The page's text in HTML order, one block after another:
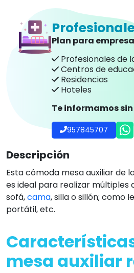
Plan para
Profesionales de
Centros de
Residencias
Hoteles
Te informamos
957845707
Descripción
Esta cómoda mesa auxiliar de
es ideal para realizar múltiples
sofá,cama, silla o sillón; como
portátil, etc.
mesa auxiliar